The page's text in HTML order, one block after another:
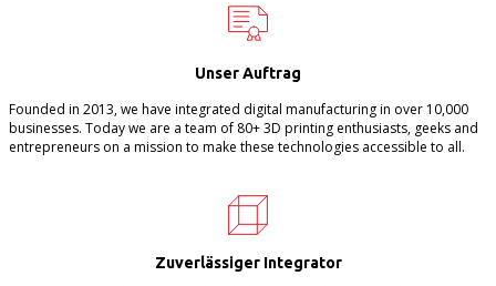
Unser Auftrag
Founded in 2013, we have integrated digital manufacturing in over 10,000
businesses. Today we are a team of 80+ 3D printing enthusiasts, geeks and
entrepreneurs on a mission to make these technologies accessible to all.
Zuverlässiger Integrator